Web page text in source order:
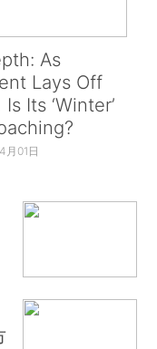
As
Lays Off
Its ‘Winter’
月01日